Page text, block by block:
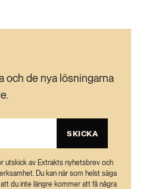
och de nya lösningarna
SKICKA
utskick av Extrakts nyhetsbrev och
Du kan när som helst säga
du inte längre kommer att få några